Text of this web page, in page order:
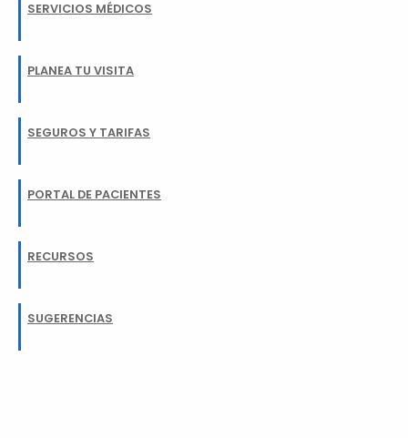
SERVICIOS MÉDICOS
PLANEA TU VISITA
SEGUROS Y TARIFAS
PORTAL DE PACIENTES
RECURSOS
SUGERENCIAS